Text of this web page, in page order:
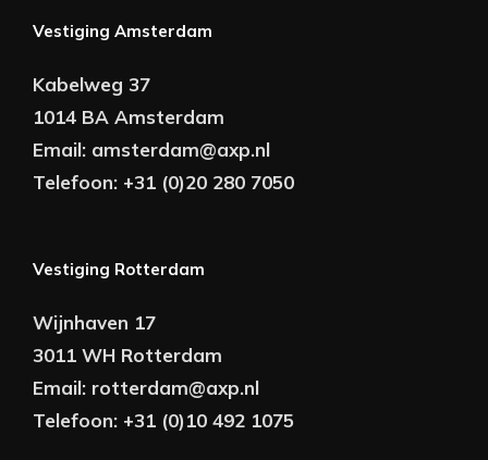
Vestiging Amsterdam
Kabelweg 37
1014 BA Amsterdam
Email: amsterdam@axp.nl
Telefoon: +31 (0)20 280 7050
Vestiging Rotterdam
Wijnhaven 17
3011 WH Rotterdam
Email: rotterdam@axp.nl
Telefoon: +31 (0)10 492 1075